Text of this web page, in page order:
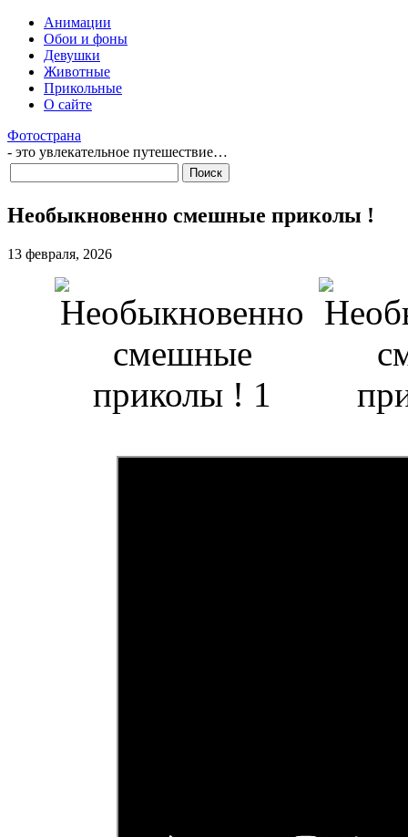
Анимации
Обои и фоны
Девушки
Животные
Прикольные
О сайте
Фотострана
- это увлекательное путешествие…
Необыкновенно смешные приколы !
13 февраля, 2026